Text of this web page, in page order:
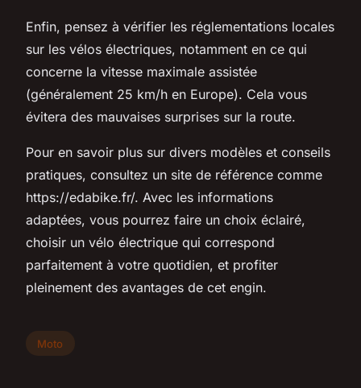
Enfin, pensez à vérifier les réglementations locales
sur les vélos électriques, notamment en ce qui
concerne la vitesse maximale assistée
(généralement 25 km/h en Europe). Cela vous
évitera des mauvaises surprises sur la route.
Pour en savoir plus sur divers modèles et conseils
pratiques, consultez un site de référence comme
https://edabike.fr/. Avec les informations
adaptées, vous pourrez faire un choix éclairé,
choisir un vélo électrique qui correspond
parfaitement à votre quotidien, et profiter
pleinement des avantages de cet engin.
Moto